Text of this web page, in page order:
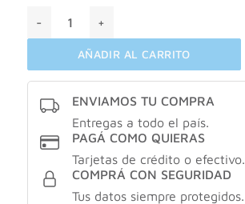
AÑADIR AL CARRITO
ENVIAMOS TU COMPRA
Entregas a todo el país.
PAGÁ COMO QUIERAS
Tarjetas de crédito o efectivo.
COMPRÁ CON SEGURIDAD
Tus datos siempre protegidos.